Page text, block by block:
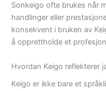
Sonkeigo ofte brukes når
handlinger eller
konsekvent i bruken av
å opprettholde et
Hvordan Keigo reflekterer
Keigo er ikke bare et